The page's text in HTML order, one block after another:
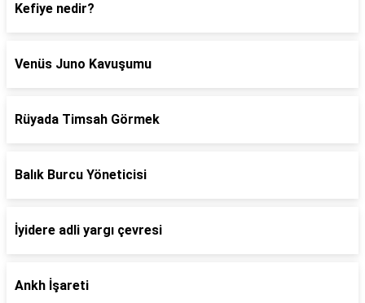
Kefiye nedir?
Venüs Juno Kavuşumu
Rüyada Timsah Görmek
Balık Burcu Yöneticisi
İyidere adli yargı çevresi
Ankh İşareti